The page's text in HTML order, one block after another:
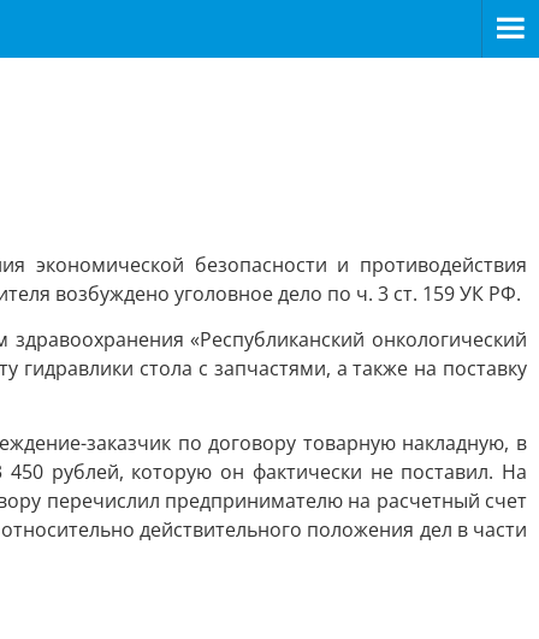
экономической безопасности и противодействия
возбуждено уголовное дело по ч. 3 ст. 159 УК РФ.
«Республиканский онкологический
стола с запчастями, а также на поставку
заказчик по договору товарную накладную, в
рублей, которую он фактически не поставил. На
перечислил предпринимателю на расчетный счет
действительного положения дел в части